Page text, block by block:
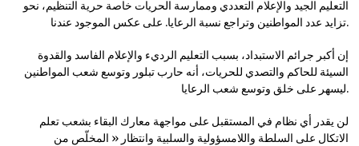
التعليم الجيد والإعلام التعددي وممارسة الحريات خاصة حرية التنظيم، نحو
تزايد عدد المواطنين وتراجع نسبة الرعايا. على عكس الموجود عندنا.
إن أكبر جرائم الاستبداد، بسبب التعليم الرديء والإعلام الفاسد والقدوة
السيئة للحاكم والتصدي للحريات، أنه حارب تبلور وتوسع شعب المواطنين
ليسهر على خلق وتوسع شعب الرعايا.
لن يقدر أي نظام في المستقبل على مواجهة معارك البقاء بشعب تعلم
الاتكال على السلطة واللامسؤولية والسلبية وانتظار « المخلّص من